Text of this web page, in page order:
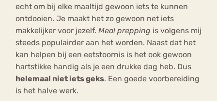
echt om bij elke maaltijd gewoon iets te kunnen
ontdooien. Je maakt het zo gewoon net iets
makkelijker voor jezelf. Meal prepping is volgens mij
steeds populairder aan het worden. Naast dat het
kan helpen bij een eetstoornis is het ook gewoon
hartstikke handig als je een drukke dag heb. Dus
helemaal niet iets geks. Een goede voorbereiding
is het halve werk.